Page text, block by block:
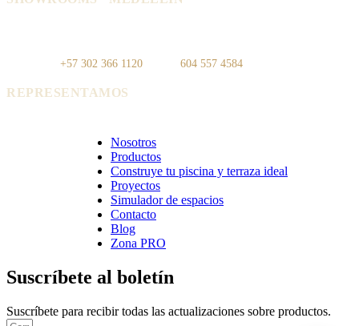
+57 302 366 1120 604 557 4584
REPRESENTAMOS
Nosotros
Productos
Construye tu piscina y terraza ideal
Proyectos
Simulador de espacios
Contacto
Blog
Zona PRO
Suscríbete al boletín
Suscríbete para recibir todas las actualizaciones sobre productos.